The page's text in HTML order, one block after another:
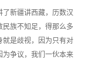
新疆讲西藏，历数汉
族不知足，得那么多
就是歧视，因为只有对
为争议，我们一伙本来